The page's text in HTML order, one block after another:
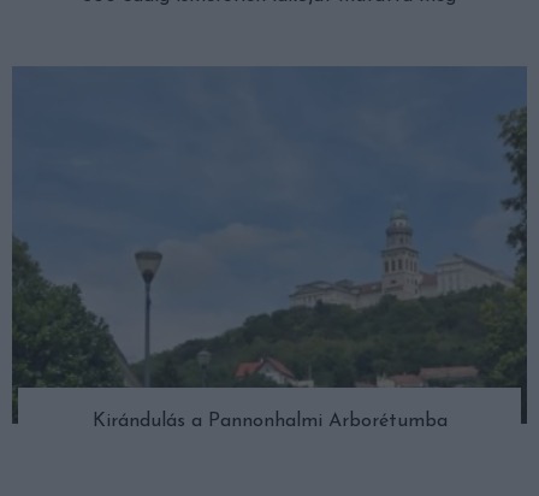
Kirándulás a Pannonhalmi Arborétumba